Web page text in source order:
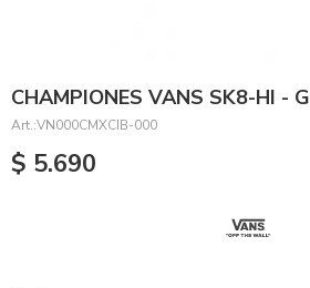
CHAMPIONES VANS SK8-HI -
VN000CMXCIB-000
$ 5.690